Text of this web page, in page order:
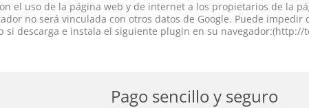
el uso de la página web y de internet a los propietarios de la
no será vinculada con otros datos de Google. Puede impedir
si descarga e instala el siguiente plugin en su navegador:(http://
Pago sencillo y seguro